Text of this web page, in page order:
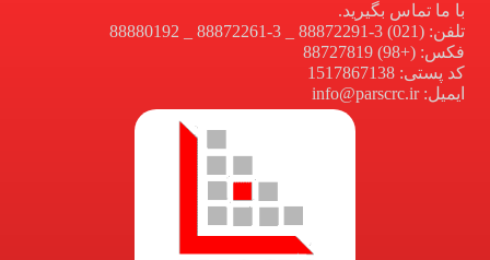
با ما تماس بگیرید.
تلفن: (021) 3-88872291 _ 3-88872261 _ 88880192
فکس: (+98) 88727819
کد پستی: 1517867138
ایمیل: info@parscrc.ir